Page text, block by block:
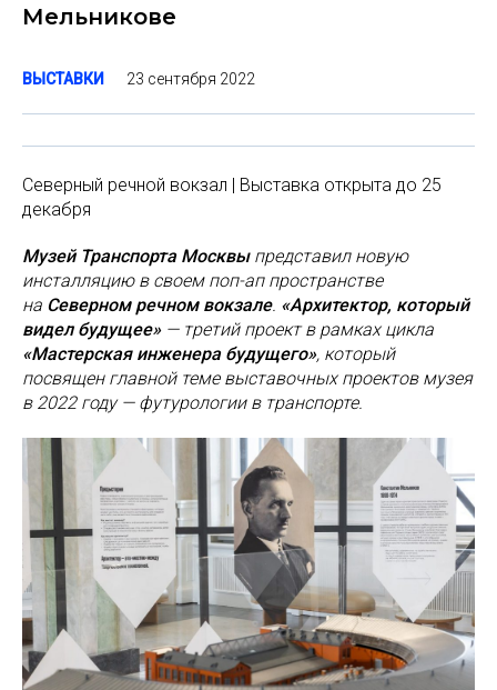
Мельникове
ВЫСТАВКИ 23 сентября 2022
Северный речной вокзал | Выставка открыта до 25
декабря
Музей Транспорта Москвы представил новую
инсталляцию в своем поп-ап пространстве
на Северном речном вокзале. «Архитектор, который
видел будущее»— третий проект в рамках цикла
«Мастерская инженера будущего», который
посвящен главной теме выставочных проектов музея
в 2022 году — футурологии в транспорте.